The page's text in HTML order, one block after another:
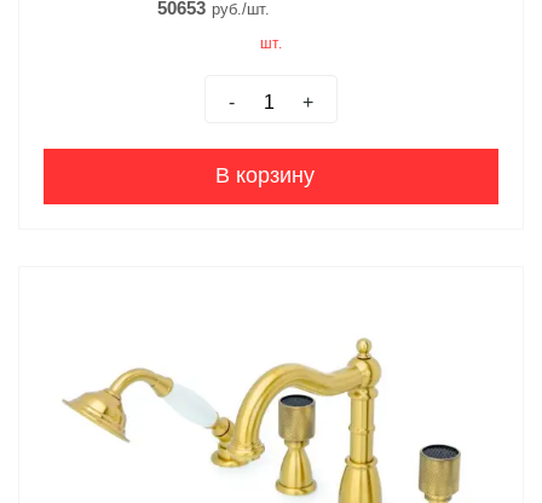
50653 руб./шт.
шт.
- +
В корзину